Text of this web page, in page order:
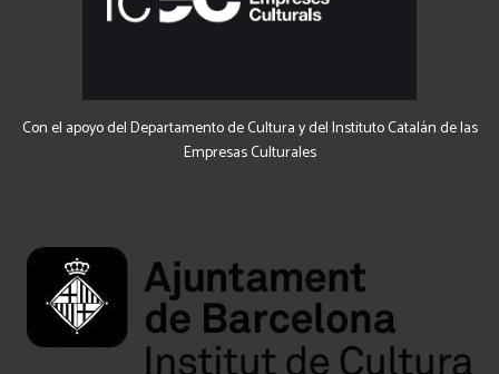
Con el apoyo del Departamento de Cultura y del Instituto Catalán de las
Empresas Culturales